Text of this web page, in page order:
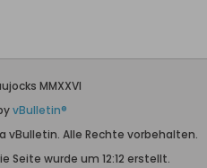
MMXXVI
vBulletin®
vBulletin. Alle Rechte vorbehalten.
Seite wurde um 12:12 erstellt.